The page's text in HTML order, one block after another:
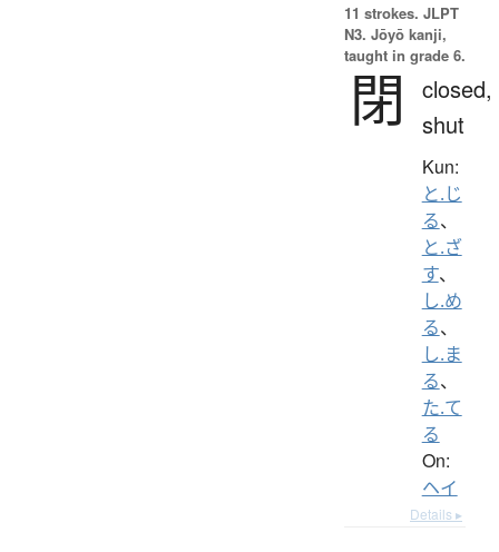
11 strokes. JLPT
N3. Jōyō kanji,
taught in grade 6.
閉
closed,
shut
Kun:
と.じ
る、
と.ざ
す、
し.め
る、
し.ま
る、
た.て
る
On:
ヘイ
Details ▸